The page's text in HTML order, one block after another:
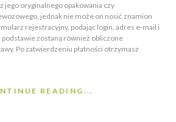
jego oryginalnego opakowania czy
jednak nie może on nosić znamion
rejestracyjny, podając login, adres e-mail i
podstawie zostaną również obliczone
Po zatwierdzeniu płatności otrzymasz
READING...